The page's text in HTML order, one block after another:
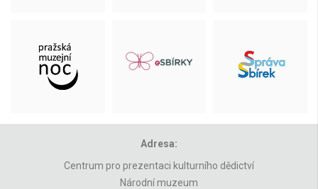
Adresa:
Centrum pro prezentaci kulturního dědictví
Národní muzeum